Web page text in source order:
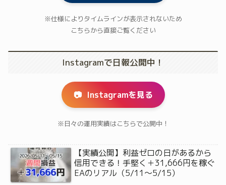
※仕様によりタイムラインが表示されないため
こちらから直接ご覧ください
Instagramで日報公開中！
📷 Instagramを見る
※日々の運用実績はこちらで公開中！
【実績公開】利益ゼロの日があるから
信用できる！手堅く＋31,666円を稼ぐ
EAのリアル（5/11〜5/15）